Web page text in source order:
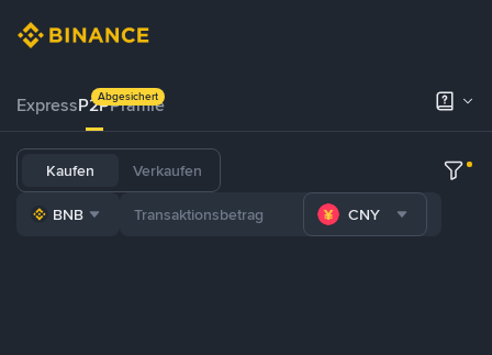
ExpressP2PPrämie
Abgesichert
Kaufen Verkaufen
BNB CNY